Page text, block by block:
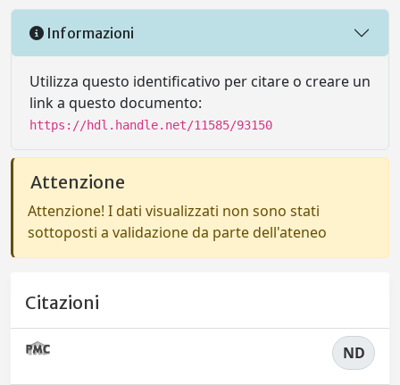
Informazioni
Utilizza questo identificativo per citare o creare un
link a questo documento:
https://hdl.handle.net/11585/93150
Attenzione
Attenzione! I dati visualizzati non sono stati
sottoposti a validazione da parte dell'ateneo
Citazioni
ND